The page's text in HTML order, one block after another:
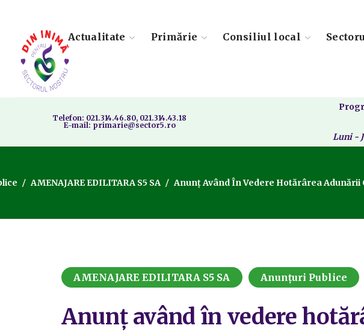
Actualitate Primărie Consiliul local
Telefon: 021.314.46.80, 021.314.43.18
E-mail: primarie@sector5.ro
Luni -
AMENAJARE EDILITARA S5 SA Anunț Având În Vedere Hotărârea Adunării
AMENAJARE EDILITARA S5 SA Anunțuri Publice
Anunț având în vedere